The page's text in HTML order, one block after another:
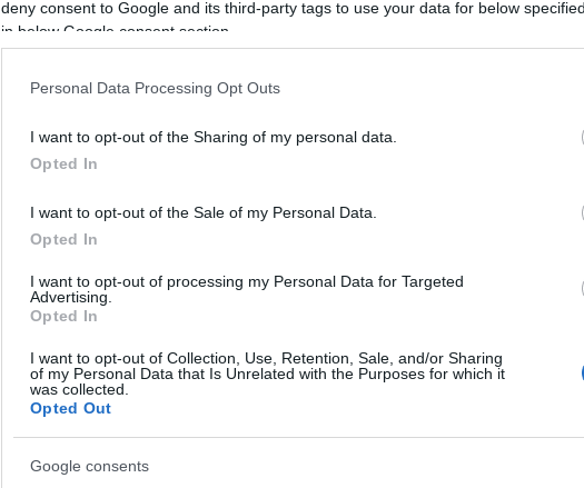
deny consent to Google and its third-party tags to use your data for below
in below Google consent section.
Personal Data Processing Opt Outs
I want to opt-out of the Sharing of my personal data.
Opted In
I want to opt-out of the Sale of my Personal Data.
Opted In
I want to opt-out of processing my Personal Data for Targeted
Advertising.
Opted In
I want to opt-out of Collection, Use, Retention, Sale, and/or Sharing
of my Personal Data that Is Unrelated with the Purposes for which it
was collected.
Opted Out
Google consents